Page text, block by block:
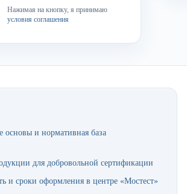
Нажимая на кнопку, я принимаю
условия соглашения
основы и нормативная база
для добровольной сертификации
и сроки оформления в центре «Мостест»